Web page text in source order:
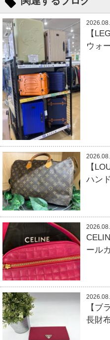
【
ウォ
【
ハン
ール
【ブ
長財